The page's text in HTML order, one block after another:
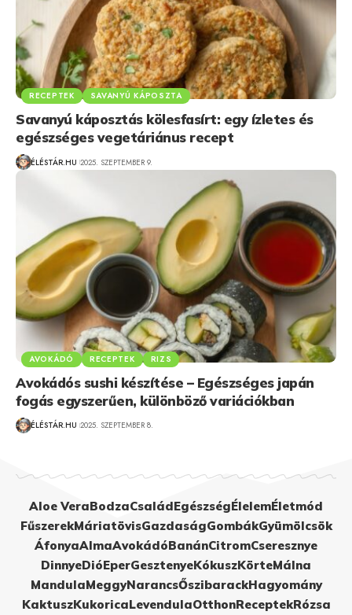
RECEPTEK SAVANYÚ KÁPOSZTA
Savanyú káposztás kölesfasírt: egy ízletes és
egészséges vegetáriánus recept
ÉLÉSTÁR.HU 2025. SZEPTEMBER 9.
AVOKÁDÓ RECEPTEK RIZS
Avokádós sushi készítése – Egészséges japán
fogás egyszerűen, különböző variációkban
ÉLÉSTÁR.HU 2025. SZEPTEMBER 8.
Aloe VeraBodzaCsaládEgészségÉlelemÉletmód
FűszerekMáriatövisGazdaságGombákGyümölcsök
ÁfonyaAlmaAvokádóBanánCitromCseresznye
DinnyeDióEperGesztenyeKókuszKörteMálna
MandulaMeggyNarancsŐszibarackHagyomány
KaktuszKukoricaLevendulaOtthonReceptekRózsa